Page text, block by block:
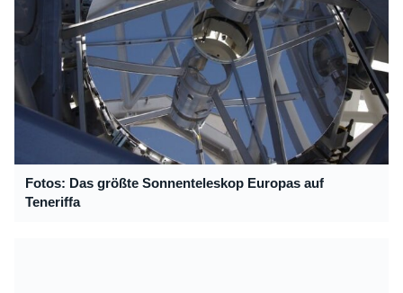
Fotos: Das größte Sonnenteleskop Europas auf
Teneriffa